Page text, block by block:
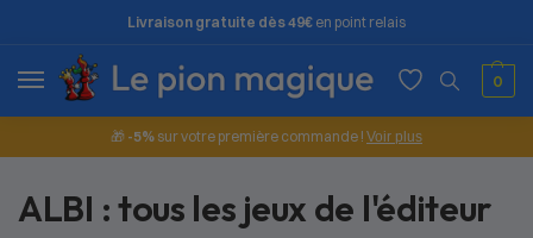
Livraison gratuite dès 49€ en point relais
0
🎁 -5% sur votre première commande ! Voir plus
ALBI : tous les jeux de l'éditeur